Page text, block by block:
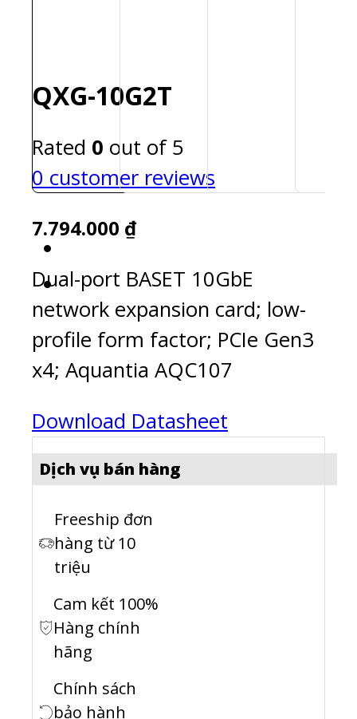
QXG-10G2T
Rated 0 out of 5
0 customer reviews
7.794.000 ₫
Dual-port BASET 10GbE
network expansion card; low-
profile form factor; PCIe Gen3
x4; Aquantia AQC107
Download Datasheet
Dịch vụ bán hàng
Freeship đơn
hàng từ 10
triệu
Cam kết 100%
Hàng chính
hãng
Chính sách
bảo hành